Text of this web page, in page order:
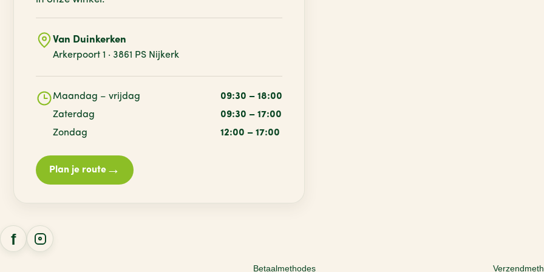
Van Duinkerken
Arkerpoort 1 · 3861 PS Nijkerk
Maandag – vrijdag
09:30 – 18:00
Zaterdag
09:30 – 17:00
Zondag
12:00 – 17:00
Plan je route →
Betaalmethodes